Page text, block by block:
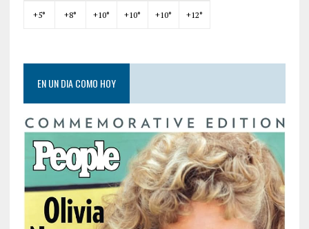
+5° +8° +10° +10° +10° +12°
EN UN DIA COMO HOY